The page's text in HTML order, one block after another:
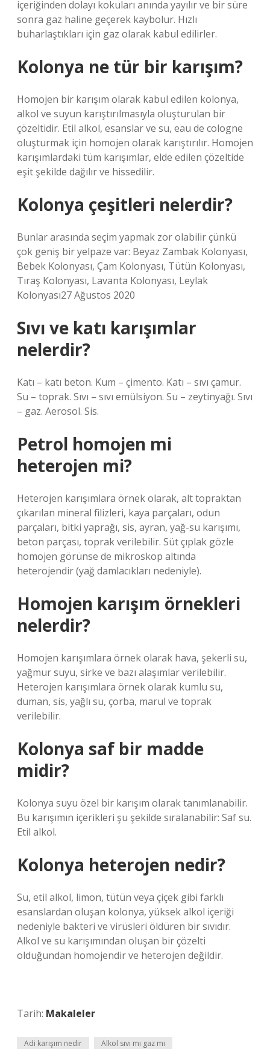
içeriğinden dolayı kokuları anında yayılır ve bir süre
sonra gaz haline geçerek kaybolur. Hızlı
buharlaştıkları için gaz olarak kabul edilirler.
Kolonya ne tür bir karışım?
Homojen bir karışım olarak kabul edilen kolonya,
alkol ve suyun karıştırılmasıyla oluşturulan bir
çözeltidir. Etil alkol, esanslar ve su, eau de cologne
oluşturmak için homojen olarak karıştırılır. Homojen
karışımlardaki tüm karışımlar, elde edilen çözeltide
eşit şekilde dağılır ve hissedilir.
Kolonya çeşitleri nelerdir?
Bunlar arasında seçim yapmak zor olabilir çünkü
çok geniş bir yelpaze var: Beyaz Zambak Kolonyası,
Bebek Kolonyası, Çam Kolonyası, Tütün Kolonyası,
Tıraş Kolonyası, Lavanta Kolonyası, Leylak
Kolonyası27 Ağustos 2020
Sıvı ve katı karışımlar
nelerdir?
Katı – katı beton. Kum – çimento. Katı – sıvı çamur.
Su – toprak. Sıvı – sıvı emülsiyon. Su – zeytinyağı. Sıvı
– gaz. Aerosol. Sis.
Petrol homojen mi
heterojen mi?
Heterojen karışımlara örnek olarak, alt topraktan
çıkarılan mineral filizleri, kaya parçaları, odun
parçaları, bitki yaprağı, sis, ayran, yağ-su karışımı,
beton parçası, toprak verilebilir. Süt çıplak gözle
homojen görünse de mikroskop altında
heterojendir (yağ damlacıkları nedeniyle).
Homojen karışım örnekleri
nelerdir?
Homojen karışımlara örnek olarak hava, şekerli su,
yağmur suyu, sirke ve bazı alaşımlar verilebilir.
Heterojen karışımlara örnek olarak kumlu su,
duman, sis, yağlı su, çorba, marul ve toprak
verilebilir.
Kolonya saf bir madde
midir?
Kolonya suyu özel bir karışım olarak tanımlanabilir.
Bu karışımın içerikleri şu şekilde sıralanabilir: Saf su.
Etil alkol.
Kolonya heterojen nedir?
Su, etil alkol, limon, tütün veya çiçek gibi farklı
esanslardan oluşan kolonya, yüksek alkol içeriği
nedeniyle bakteri ve virüsleri öldüren bir sıvıdır.
Alkol ve su karışımından oluşan bir çözelti
olduğundan homojendir ve heterojen değildir.
Tarih: Makaleler
Adi karışım nedir Alkol sıvı mı gaz mı